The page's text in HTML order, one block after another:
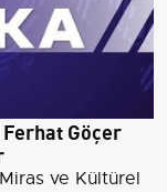
Göçer
ve Kültürel